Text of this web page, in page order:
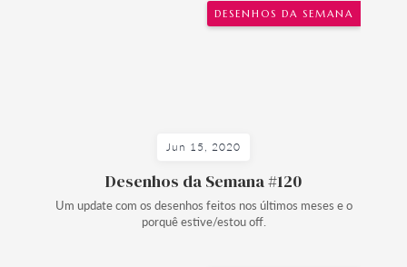
DESENHOS DA SEMANA
Jun 15, 2020
Desenhos da Semana #120
Um update com os desenhos feitos nos últimos meses e o
porquê estive/estou off.